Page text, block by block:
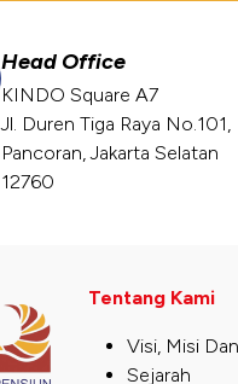
Head Office
KINDO Square A7
Jl. Duren Tiga Raya No.101,
Pancoran, Jakarta Selatan
12760
Tentang Kami
Visi, Misi
Sejarah